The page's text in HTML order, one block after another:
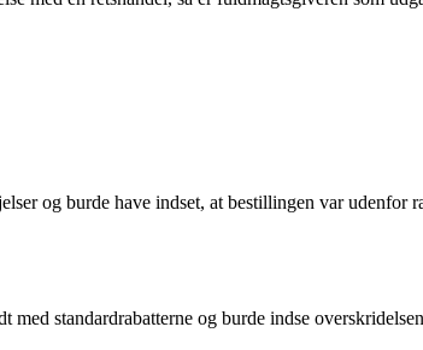
og burde have indset, at bestillingen var udenfor
standardrabatterne og burde indse